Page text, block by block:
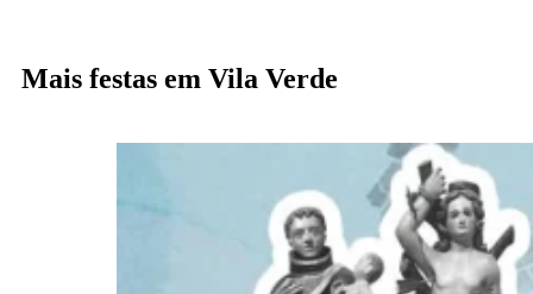
Mais festas em Vila Verde